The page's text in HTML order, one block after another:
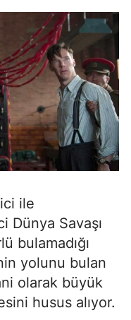
ile
Dünya Savaşı
bulamadığı
yolunu bulan
olarak büyük
husus alıyor.